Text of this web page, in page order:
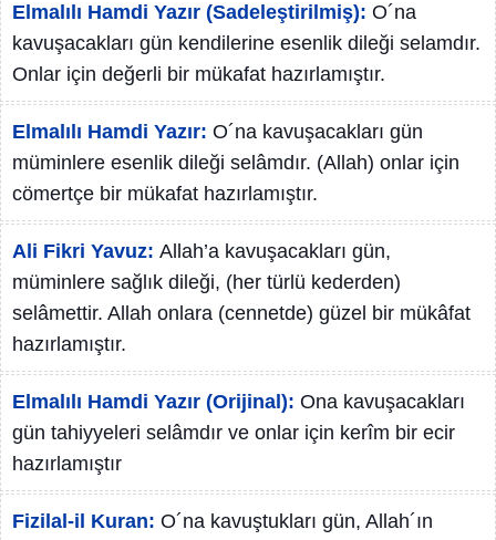
Elmalılı Hamdi Yazır (Sadeleştirilmiş): O´na
kavuşacakları gün kendilerine esenlik dileği selamdır.
Onlar için değerli bir mükafat hazırlamıştır.
Elmalılı Hamdi Yazır: O´na kavuşacakları gün
müminlere esenlik dileği selâmdır. (Allah) onlar için
cömertçe bir mükafat hazırlamıştır.
Ali Fikri Yavuz: Allah’a kavuşacakları gün,
müminlere sağlık dileği, (her türlü kederden)
selâmettir. Allah onlara (cennetde) güzel bir mükâfat
hazırlamıştır.
Elmalılı Hamdi Yazır (Orijinal): Ona kavuşacakları
gün tahiyyeleri selâmdır ve onlar için kerîm bir ecir
hazırlamıştır
Fizilal-il Kuran: O´na kavuştukları gün, Allah´ın